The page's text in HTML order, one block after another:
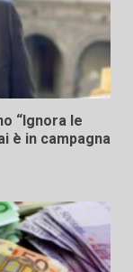
“Ignora le
è in campagna